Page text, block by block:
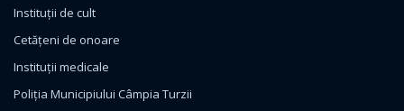
Instituții de cult
Cetățeni de onoare
Instituții medicale
Poliția Municipiului Câmpia Turzii